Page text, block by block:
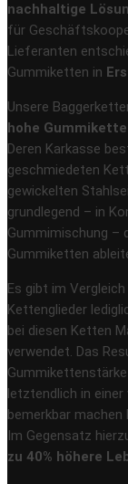
nachhaltige
für
Lieferanten
Gummiketten in
Unsere
hohe
Deren Karkasse
geschmiedeten
gewickelten
grundlegend – in
Gummimischung –
Gummiketten
Es gibt im
Kettenglieder
bei diesen Ketten
verwendet. Das
letztendlich in
bemerkbar machen
Im Gegensatz
zu 40% höhere